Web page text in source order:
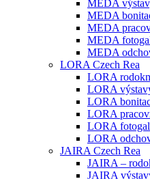
MEDA
MEDA
MEDA
MEDA
MEDA
LORA Czech Rea
LORA
LORA
LORA
LORA
LORA
LORA
JAIRA Czech Rea
JAIRA –
JAIRA